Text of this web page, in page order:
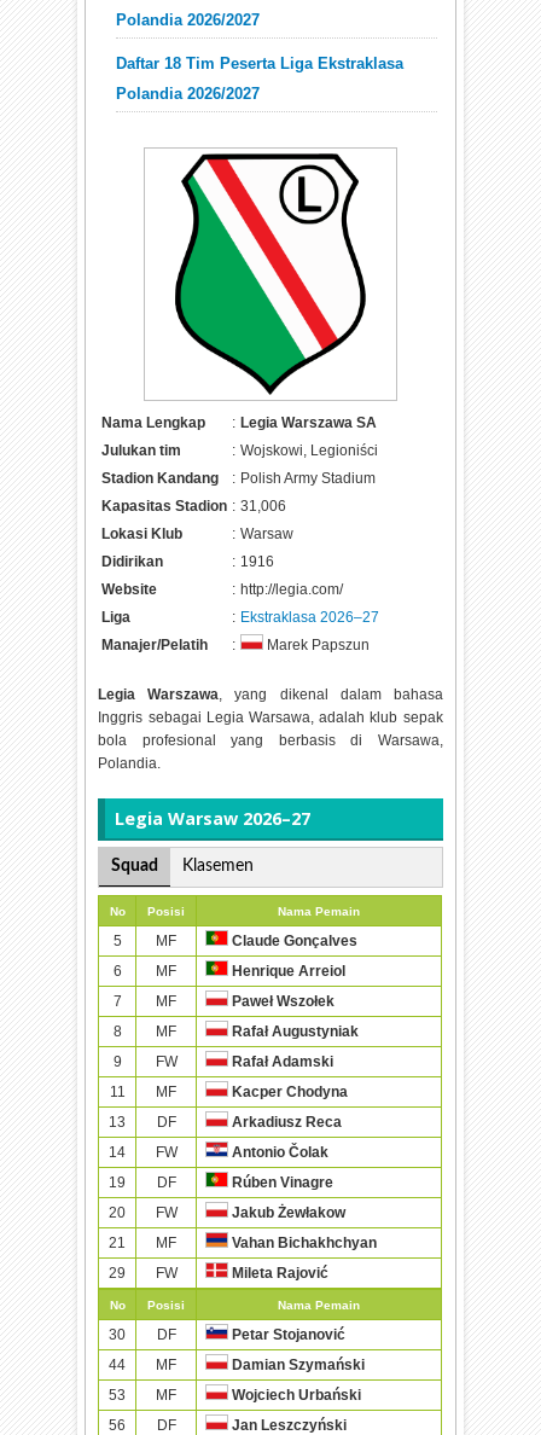
Polandia 2026/2027
Daftar 18 Tim Peserta Liga Ekstraklasa
Polandia 2026/2027
Nama Lengkap : Legia Warszawa SA
Julukan tim
: Wojskowi, Legioniści
Stadion Kandang
: Polish Army Stadium
Kapasitas Stadion : 31,006
Lokasi Klub
: Warsaw
Didirikan
: 1916
Website
: http://legia.com/
Liga
: Ekstraklasa 2026–27
Manajer/Pelatih
: Marek Papszun
Legia Warszawa, yang dikenal dalam bahasa
Inggris sebagai Legia Warsawa, adalah klub sepak
bola profesional yang berbasis di Warsawa,
Polandia.
Legia Warsaw 2026–27
Squad Klasemen
No Posisi Nama Pemain
5 MF
Claude Gonçalves
6
MF
Henrique Arreiol
7
MF
Paweł Wszołek
8
MF
Rafał Augustyniak
9
FW
Rafał Adamski
11
MF
Kacper Chodyna
13
DF
Arkadiusz Reca
14
FW
Antonio Čolak
19
DF
Rúben Vinagre
20
FW
Jakub Żewłakow
21
MF
Vahan Bichakhchyan
29
FW Mileta Rajović
No Posisi Nama Pemain
30 DF
Petar Stojanović
44
MF
Damian Szymański
53
MF
Wojciech Urbański
56
DF
Jan Leszczyński